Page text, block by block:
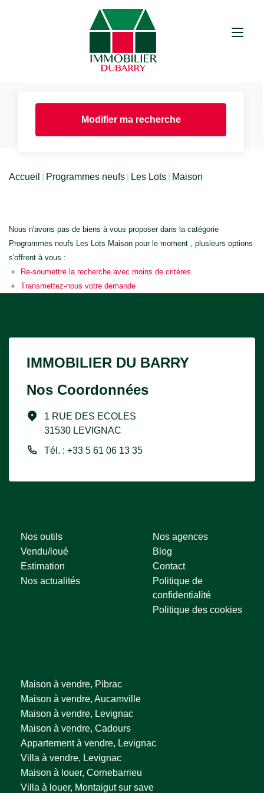
Modifier ma recherche
Accueil Programmes neufs Les Lots Maison
Nous n'avons pas de biens à vous proposer dans la catégorie
Programmes neufs Les Lots Maison pour le moment , plusieurs options
s'offrent à vous :
Re-soumettre la recherche avec moins de critères.
Transmettez-nous votre demande
IMMOBILIER DU BARRY
Nos Coordonnées
1 RUE DES ECOLES
31530 LEVIGNAC
Tél. : +33 5 61 06 13 35
Nos outils
Vendu/loué
Estimation
Nos actualités
Nos agences
Blog
Contact
Politique de
confidentialité
Politique des cookies
Maison à vendre, Pibrac
Maison à vendre, Aucamville
Maison à vendre, Levignac
Maison à vendre, Cadours
Appartement à vendre, Levignac
Villa à vendre, Levignac
Maison à louer, Cornebarrieu
Villa à louer, Montaigut sur save